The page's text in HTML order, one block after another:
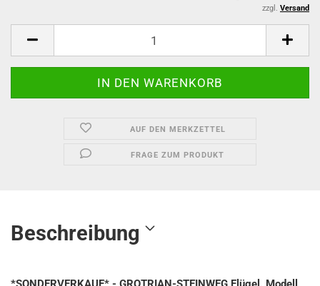
zzgl. Versand
AUF DEN MERKZETTEL
FRAGE ZUM PRODUKT
Beschreibung